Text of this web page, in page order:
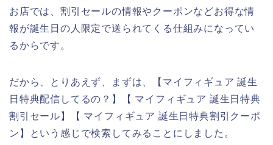
お店では、割引セールの情報やクーポンなどお得な情
報が誕生日の人限定で送られてくる仕組みになってい
るからです。
だから、とりあえず、まずは、【マイフィギュア 誕生
日特典配信してるの？】【 マイフィギュア 誕生日特典
割引セール】【 マイフィギュア 誕生日特典割引クーポ
ン】という感じで検索してみることにしました。